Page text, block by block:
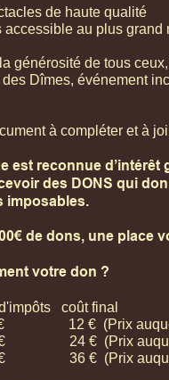
de haute qualité
au plus grand
générosité de tous
Dîmes, événement
à compléter et à
est reconnue d’intérêt
des DONS qui
imposables.
de dons, une place
votre don ?
coût final
auquel vous
auquel vous
auquel vous